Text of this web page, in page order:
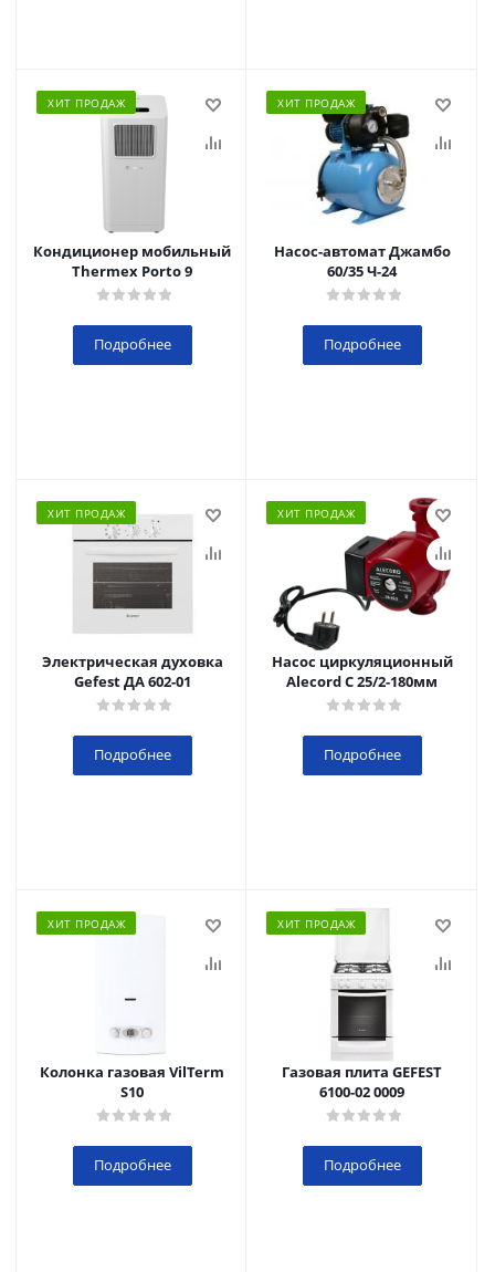
ХИТ ПРОДАЖ
Кондиционер мобильный
Thermex Porto 9
Подробнее
ХИТ ПРОДАЖ
Насос-автомат Джамбо
60/35 Ч-24
Подробнее
ХИТ ПРОДАЖ
Электрическая духовка
Gefest ДА 602-01
Подробнее
ХИТ ПРОДАЖ
Насос циркуляционный
Alecord C 25/2-180мм
Подробнее
ХИТ ПРОДАЖ
Колонка газовая VilTerm
S10
Подробнее
ХИТ ПРОДАЖ
Газовая плита GEFEST
6100-02 0009
Подробнее